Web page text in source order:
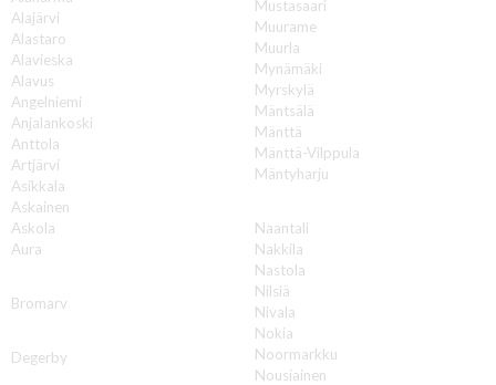
Alajärvi
Alastaro
Alavieska
Alavus
Angelniemi
Anjalankoski
Anttola
Artjärvi
Asikkala
Askainen
Askola
Aura
Bromarv
Degerby
Mustasaari
Muurame
Muurla
Mynämäki
Myrskylä
Mäntsälä
Mänttä
Mänttä-Vilppula
Mäntyharju
Naantali
Nakkila
Nastola
Nilsiä
Nivala
Nokia
Noormarkku
Nousiainen